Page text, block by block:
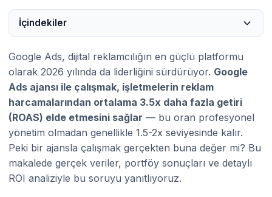
İçindekiler
Google Ads, dijital reklamcılığın en güçlü platformu
olarak 2026 yılında da liderliğini sürdürüyor. Google
Ads ajansı ile çalışmak, işletmelerin reklam
harcamalarından ortalama 3.5x daha fazla getiri
(ROAS) elde etmesini sağlar — bu oran profesyonel
yönetim olmadan genellikle 1.5-2x seviyesinde kalır.
Peki bir ajansla çalışmak gerçekten buna değer mi? Bu
makalede gerçek veriler, portföy sonuçları ve detaylı
ROI analiziyle bu soruyu yanıtlıyoruz.